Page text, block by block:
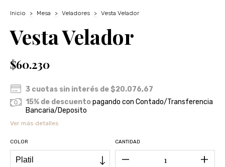
Inicio > Mesa > Veladores > Vesta Velador
Vesta Velador
$60.230
3 cuotas sin interés de $20.076,67
15% de descuentopagando con Contado/Transferencia
Bancaria/Deposito
Ver más detalles
COLOR CANTIDAD